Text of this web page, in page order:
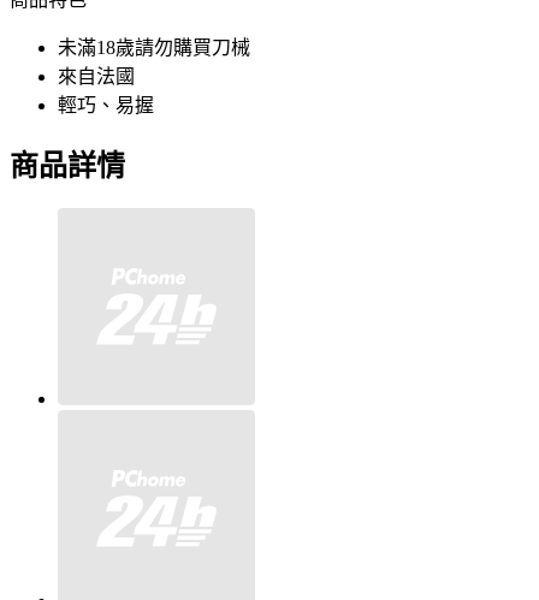
未滿18歲請勿購買刀械
來自法國
輕巧、易握
商品詳情